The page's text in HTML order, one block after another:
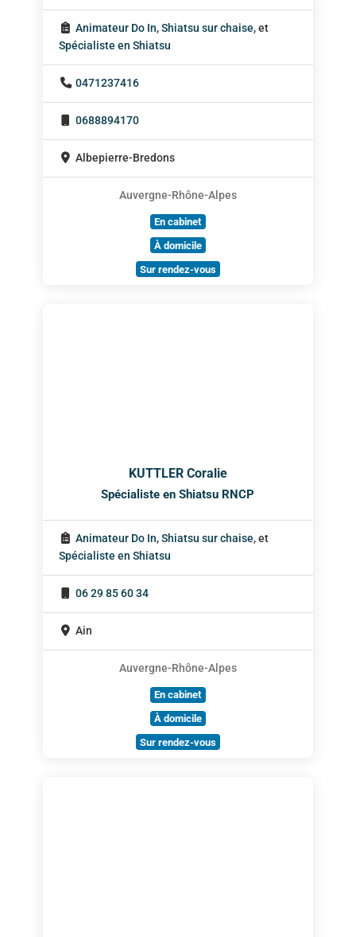
Animateur Do In,Shiatsu sur chaise, et
Spécialiste en Shiatsu
0471237416
0688894170
Albepierre-Bredons
Auvergne-Rhône-Alpes
En cabinet
À domicile
Sur rendez-vous
KUTTLER Coralie
Spécialiste en Shiatsu RNCP
Animateur Do In,Shiatsu sur chaise, et
Spécialiste en Shiatsu
06 29 85 60 34
Ain
Auvergne-Rhône-Alpes
En cabinet
À domicile
Sur rendez-vous